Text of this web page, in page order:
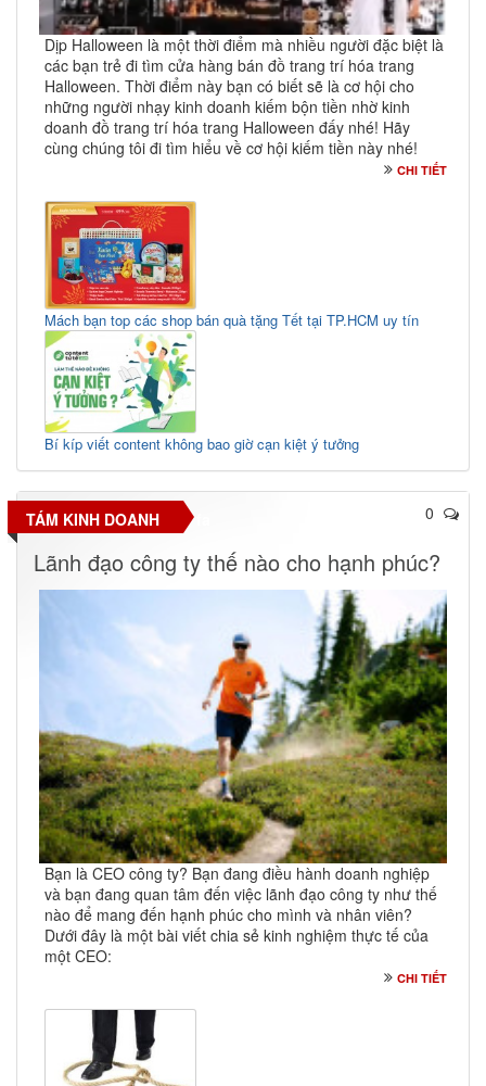
Dịp Halloween là một thời điểm mà nhiều người đặc biệt là
các bạn trẻ đi tìm cửa hàng bán đồ trang trí hóa trang
Halloween. Thời điểm này bạn có biết sẽ là cơ hội cho
những người nhạy kinh doanh kiếm bộn tiền nhờ kinh
doanh đồ trang trí hóa trang Halloween đấy nhé! Hãy
cùng chúng tôi đi tìm hiểu về cơ hội kiếm tiền này nhé!
CHI TIẾT
Mách bạn top các shop bán quà tặng Tết tại TP.HCM uy tín
Bí kíp viết content không bao giờ cạn kiệt ý tưởng
TÁM KINH DOANH 0
Lãnh đạo công ty thế nào cho hạnh phúc?
Bạn là CEO công ty? Bạn đang điều hành doanh nghiệp
và bạn đang quan tâm đến việc lãnh đạo công ty như thế
nào để mang đến hạnh phúc cho mình và nhân viên?
Dưới đây là một bài viết chia sẻ kinh nghiệm thực tế của
một CEO:
CHI TIẾT